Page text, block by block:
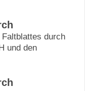
durch
und den